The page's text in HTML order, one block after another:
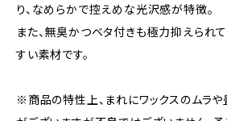
り、なめらかで控えめな光沢感が特徴。
また、無臭かつベタ付きも極力抑えられ
すい素材です。
※商品の特性上、まれにワックスのムラ